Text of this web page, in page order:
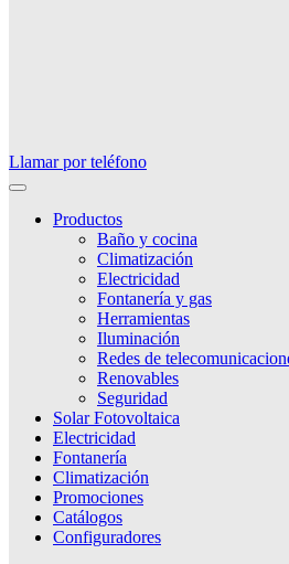
Llamar por teléfono
Productos
Baño y cocina
Climatización
Electricidad
Fontanería y gas
Herramientas
Iluminación
Redes de
Renovables
Seguridad
Solar Fotovoltaica
Electricidad
Fontanería
Climatización
Promociones
Catálogos
Configuradores